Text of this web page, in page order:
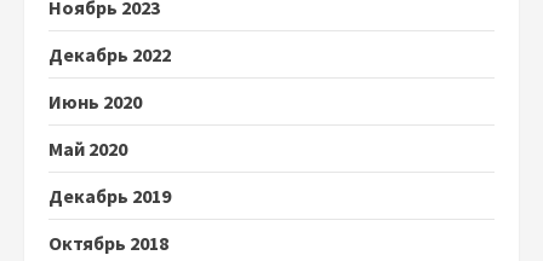
Ноябрь 2023
Декабрь 2022
Июнь 2020
Май 2020
Декабрь 2019
Октябрь 2018